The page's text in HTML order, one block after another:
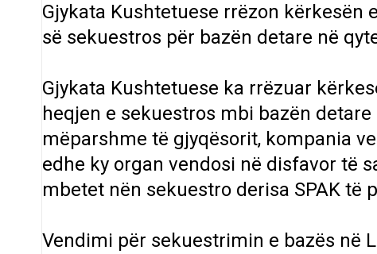
Gjykata Kushtetuese rrëzon kërkesën
së sekuestros për bazën detare në
Gjykata Kushtetuese ka rrëzuar
heqjen e sekuestros mbi bazën
mëparshme të gjyqësorit, kompania
edhe ky organ vendosi në disfavor të
mbetet nën sekuestro derisa SPAK të
Vendimi për sekuestrimin e bazës në